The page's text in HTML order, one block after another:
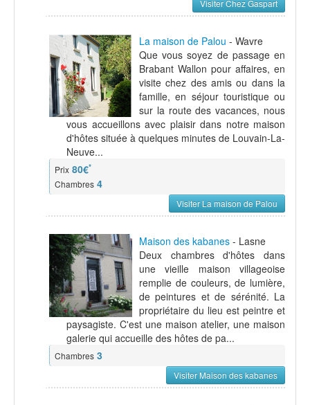
Visiter Chez Gaspart
La maison de Palou - Wavre
Que vous soyez de passage en
Brabant Wallon pour affaires, en
visite chez des amis ou dans la
famille, en séjour touristique ou
sur la route des vacances, nous
vous accueillons avec plaisir dans notre maison
d'hôtes située à quelques minutes de Louvain-La-
Neuve...
Prix 80€*
Chambres 4
Visiter La maison de Palou
Maison des kabanes - Lasne
Deux chambres d'hôtes dans
une vieille maison villageoise
remplie de couleurs, de lumière,
de peintures et de sérénité. La
propriétaire du lieu est peintre et
paysagiste. C'est une maison atelier, une maison
galerie qui accueille des hôtes de pa...
Chambres 3
Visiter Maison des kabanes